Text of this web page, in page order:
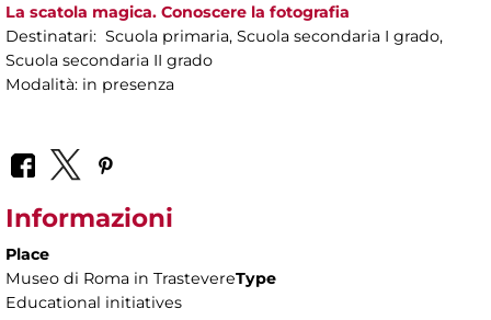
La scatola magica. Conoscere la fotografia
Destinatari: Scuola primaria, Scuola secondaria I grado,
Scuola secondaria II grado
Modalità: in presenza
Informazioni
Place
Museo di Roma in TrastevereType
Educational initiatives